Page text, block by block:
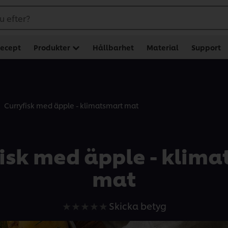
efter?
Produkter Hållbarhet Material Support
Curryfisk med äpple - klimatsmart mat
med äpple -
mat
Inga
betyg
Skicka betyg